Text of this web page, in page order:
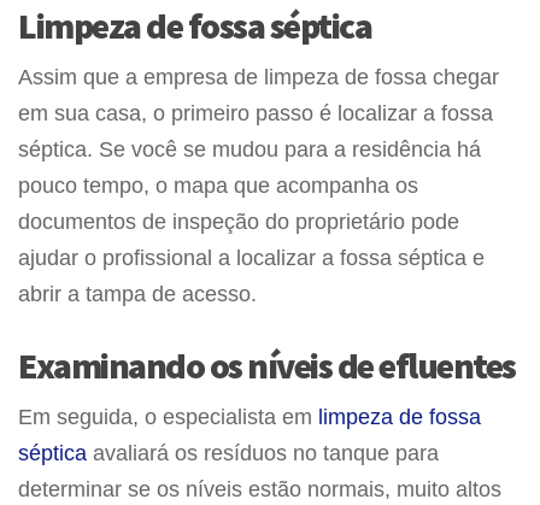
Limpeza de fossa séptica
Assim que a empresa de limpeza de fossa chegar
em sua casa, o primeiro passo é localizar a fossa
séptica. Se você se mudou para a residência há
pouco tempo, o mapa que acompanha os
documentos de inspeção do proprietário pode
ajudar o profissional a localizar a fossa séptica e
abrir a tampa de acesso.
Examinando os níveis de efluentes
Em seguida, o especialista em limpeza de fossa
séptica avaliará os resíduos no tanque para
determinar se os níveis estão normais, muito altos